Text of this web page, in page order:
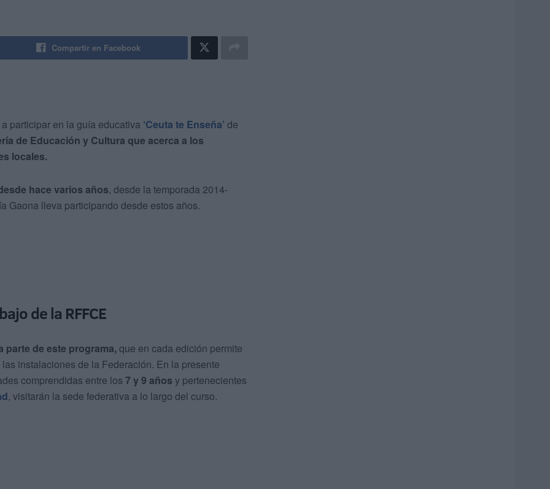
Compartir en Facebook
participar en la guía educativa ‘Ceuta te Enseña’ de
de Educación y Cultura que acerca a los
locales.
hace varios años, desde la temporada 2014-
Gaona lleva participando desde estos años.
de la RFFCE
parte de este programa, que en cada edición permite
instalaciones de la Federación. En la presente
comprendidas entre los 7 y 9 años y pertenecientes
, visitarán la sede federativa a lo largo del curso.